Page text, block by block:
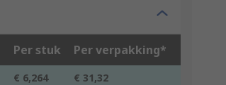
Per stuk Per verpakking*
€ 6,264
€ 31,32